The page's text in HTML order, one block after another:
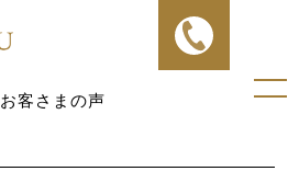
お客さまの声